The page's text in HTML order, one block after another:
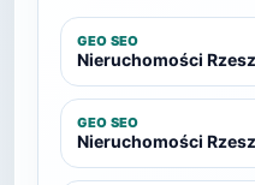
GEO SEO
Nieruchomości
GEO SEO
Nieruchomości